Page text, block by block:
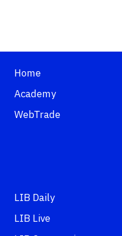
Home
Academy
WebTrade
LIB Daily
LIB Live